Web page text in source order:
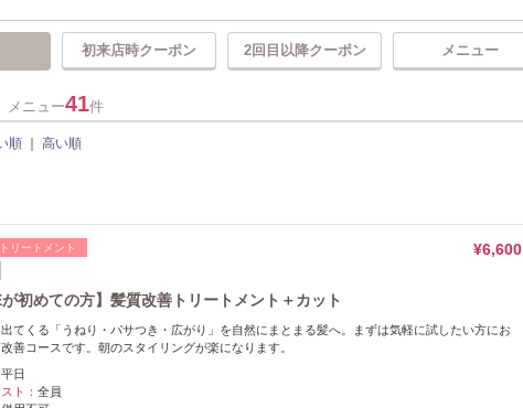
初来店時クーポン 2回目以降クーポン メニュー
メニュー41件
順 ｜ 高い順
トリートメント ¥6,600
が初めての方】髪質改善トリートメント＋カット
てくる「うねり・パサつき・広がり」を自然にまとまる髪へ。まずは気軽に試したい方にお
善コースです。朝のスタイリングが楽になります。
平日
ト： 全員